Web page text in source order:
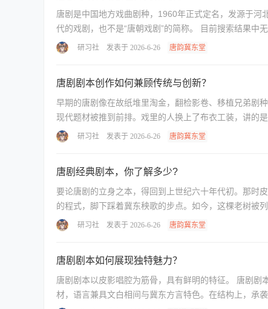
唐剧是中国地方戏曲剧种，1960年正式定名，发源于
代的戏剧，也不是“唐朝戏剧”的简称。 目前搜索结果中
研习社 发表于 2026-6-26 唐韵冀东堂
唐剧剧本创作如何兼顾传统与创新？
早期的唐剧像在故纸堆里淘金，翻检影卷、移植兄弟剧
研习社 发表于 2026-6-26 唐韵冀东堂
唐剧经典剧本，你了解多少?
要论唐剧的立身之本，得回到上世纪六十年代初。那时
研习社 发表于 2026-6-26 唐韵冀东堂
唐剧剧本如何展现独特魅力？
唐剧剧本以皮影唱腔为筋骨，具有鲜明的特征。 唐剧剧本创作高度依附于唐剧独有的五大声腔，唱词需严格匹配各腔调的音域、节奏与情绪功能。其多取材于民间故事、历史传奇或现实题
材，语言兼具文白相间与冀东方言特色。在结构上，承